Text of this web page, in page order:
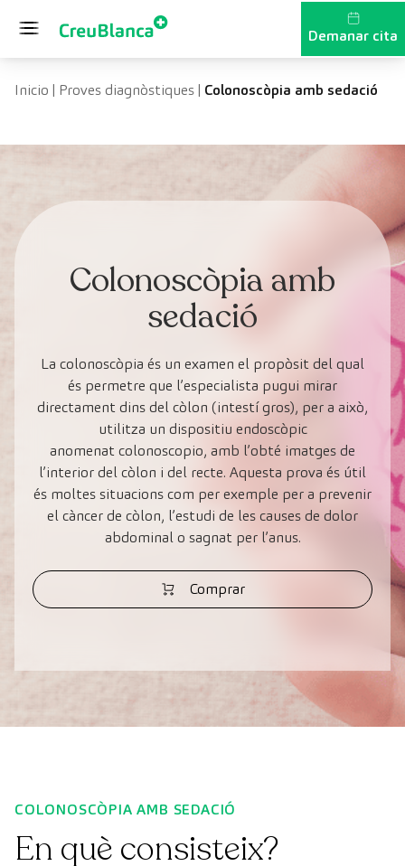
Demanar cita
Inicio | Proves diagnòstiques| Colonoscòpia amb sedació
Colonoscòpia amb
sedació
La colonoscòpia és un examen el propòsit del qual
és permetre que l’especialista pugui mirar
directament dins del còlon (intestí gros), per a això,
utilitza un dispositiu endoscòpic
anomenat colonoscopio, amb l’obté imatges de
l’interior del còlon i del recte. Aquesta prova és útil
és moltes situacions com per exemple per a prevenir
el càncer de còlon, l’estudi de les causes de dolor
abdominal o sagnat per l’anus.
Comprar
COLONOSCÒPIA AMB SEDACIÓ
En què consisteix?